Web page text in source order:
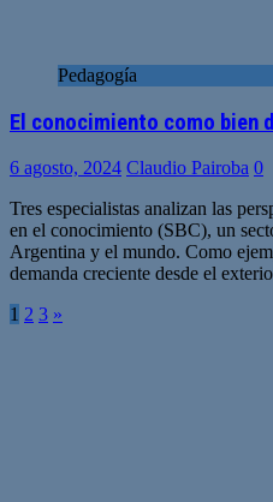
Pedagogía
El conocimiento como bien
6 agosto, 2024 Claudio Pairoba 0
Tres especialistas analizan las
en el conocimiento (SBC), un
Argentina y el mundo. Como
demanda creciente desde el
Paginación
1 2 3 »